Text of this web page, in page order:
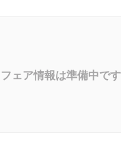
フェア情報は準備中です